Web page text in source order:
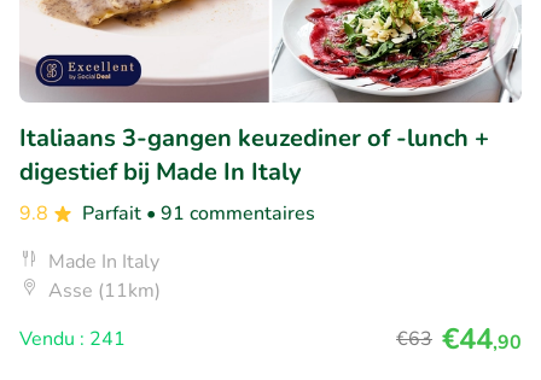
Italiaans 3-gangen keuzediner of -lunch +
digestief bij Made In Italy
9.8 Parfait • 91 commentaires
Made In Italy
Asse (11km)
Vendu : 241
€63 €44,90